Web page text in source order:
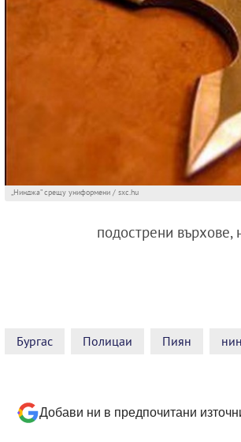
„Нинджа” срещу униформени / sxc.hu
подострени върхове,
Бургас Полицаи Пиян
Добави ни в предпочитани